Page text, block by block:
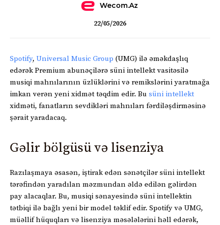
Wecom.az
22/05/2026
Spotify, Universal Music Group (UMG) ilə əməkdaşlıq
edərək Premium abunəçilərə süni intellekt vasitəsilə
musiqi mahnılarının üzlüklərini və remikslərini yaratmağa
imkan verən yeni xidmət təqdim edir. Bu süni intellekt
xidməti, fanatların sevdikləri mahnıları fərdiləşdirməsinə
şərait yaradacaq.
Gəlir bölgüsü və lisenziya
Razılaşmaya əsasən, iştirak edən sənətçilər süni intellekt
tərəfindən yaradılan məzmundan əldə edilən gəlirdən
pay alacaqlar. Bu, musiqi sənayesində süni intellektin
tətbiqi ilə bağlı yeni bir model təklif edir. Spotify və UMG,
müəllif hüquqları və lisenziya məsələlərini həll edərək,